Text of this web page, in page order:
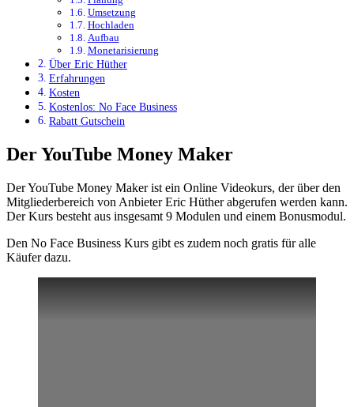
Umsetzung
Hochladen
Aufbau
Monetarisierung
Über Eric Hüther
Erfahrungen
Kosten
Kostenlos: No Face Business
Rabatt Gutschein
Der YouTube Money Maker
Der YouTube Money Maker ist ein Online Videokurs, der über den
Mitgliederbereich von Anbieter Eric Hüther abgerufen werden kann.
Der Kurs besteht aus insgesamt 9 Modulen und einem Bonusmodul.
Den No Face Business Kurs gibt es zudem noch gratis für alle
Käufer dazu.